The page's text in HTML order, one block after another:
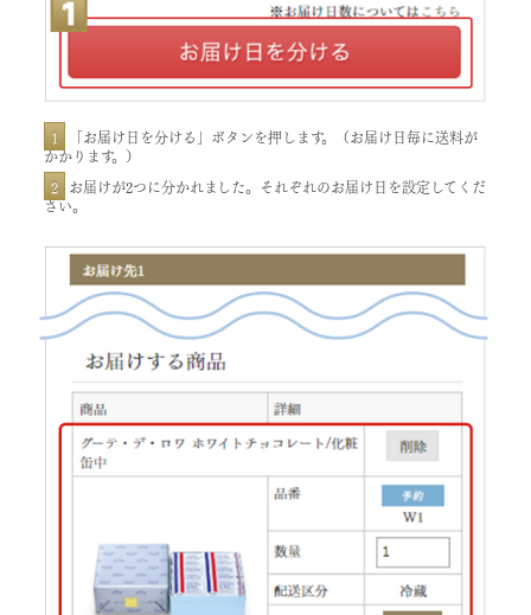
1
「お届け日を分ける」ボタンを押します。（お届け日毎に送料が
かかります。）
2 お届けが2つに分かれました。それぞれのお届け日を設定してくだ
さい。